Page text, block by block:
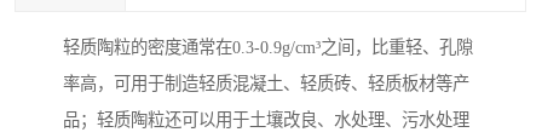
轻质陶粒的密度通常在0.3-0.9g/cm³之间，比重轻、孔隙
率高，可用于制造轻质混凝土、轻质砖、轻质板材等产
品；轻质陶粒还可以用于土壤改良、水处理、污水处理